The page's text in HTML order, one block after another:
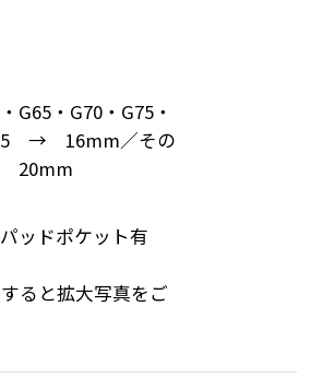
G65・G70・G75・
→ 16mm／その
20mm
ッドポケット有
ると拡大写真をご